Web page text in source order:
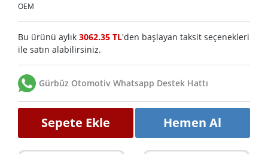
OEM
Bu ürünü aylık 3062.35 TL'den başlayan taksit seçenekleri
ile satın alabilirsiniz.
Gürbüz Otomotiv Whatsapp Destek Hattı
Sepete Ekle Hemen Al